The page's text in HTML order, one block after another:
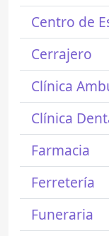
Centro de
Cerrajero
Clínica
Clínica
Farmacia
Ferretería
Funeraria